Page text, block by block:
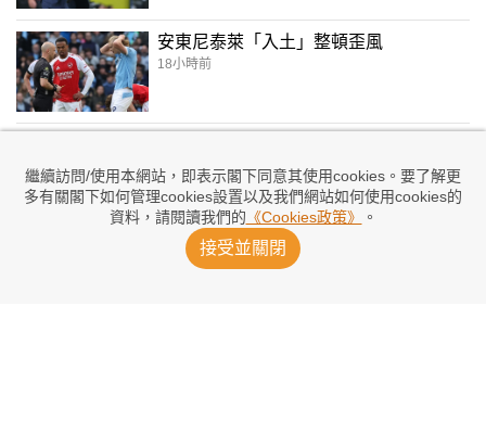
繼續訪問/使用本網站，即表示閣下同意其使用cookies。要了解更
多有關閣下如何管理cookies設置以及我們網站如何使用cookies的
資料，請閱讀我們的 《Cookies政策》 。
接受並關閉
安東尼泰萊「入土」整頓歪風
18小時前
20小時前
曼城季前賽3：1贏韓職明星隊
21小時前